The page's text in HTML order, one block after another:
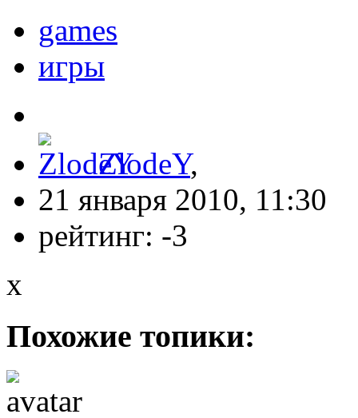
games
игры
ZlodeY,
21 января 2010, 11:30
рейтинг: -3
x
Похожие топики: